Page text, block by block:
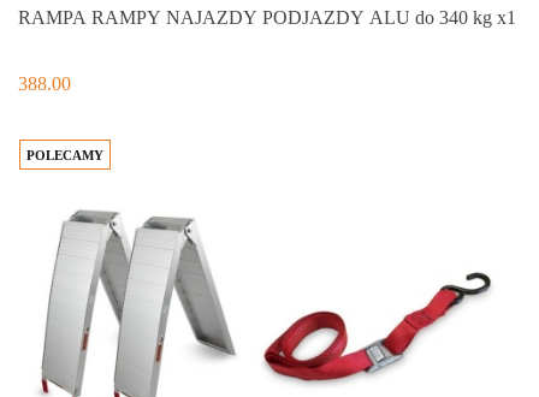
RAMPA RAMPY NAJAZDY PODJAZDY ALU do 340 kg x1
388.00
POLECAMY